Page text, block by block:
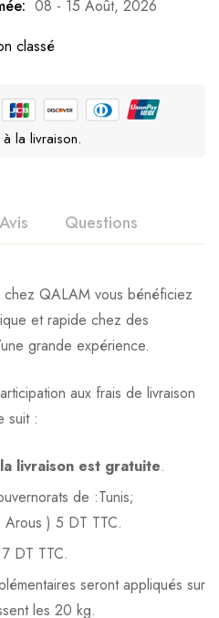
08 - 15 Août, 2026
classé
à la livraison.
Avis Questions
chez QALAM vous bénéficiez
et rapide chez des
grande expérience.
aux frais de livraison
suit :
la livraison est gratuite.
de :Tunis;
) 5 DT TTC.
DT TTC.
seront appliqués sur
les 20 kg.